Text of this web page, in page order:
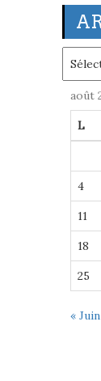
août
L
4
11
18
25
« Juin